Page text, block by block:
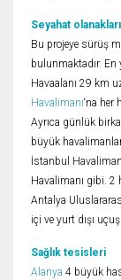
Seyahat olanakları
Bu projeye sürüş
bulunmaktadır. En
Havaalanı 29 km
Havalimanı‘na her
Ayrıca günlük
büyük
İstanbul
Havalimanı gibi. 2
Antalya
içi ve yurt dışı
Sağlık tesisleri
Alanya 4 büyük